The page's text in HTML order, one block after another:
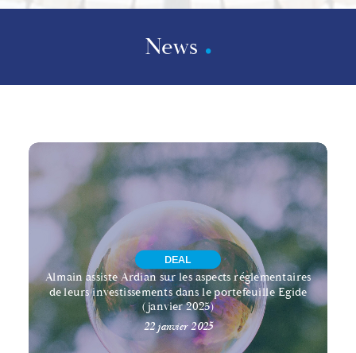
News
DEAL
Almain assiste Ardian sur les aspects réglementaires
de leurs investissements dans le portefeuille Egide
(janvier 2025)
22 janvier 2025